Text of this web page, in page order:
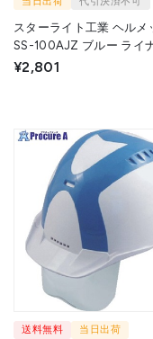
スターライト工業 ヘルメ
SS-100AJZ ブルー ライ
¥2,801
送料無料
当日出荷